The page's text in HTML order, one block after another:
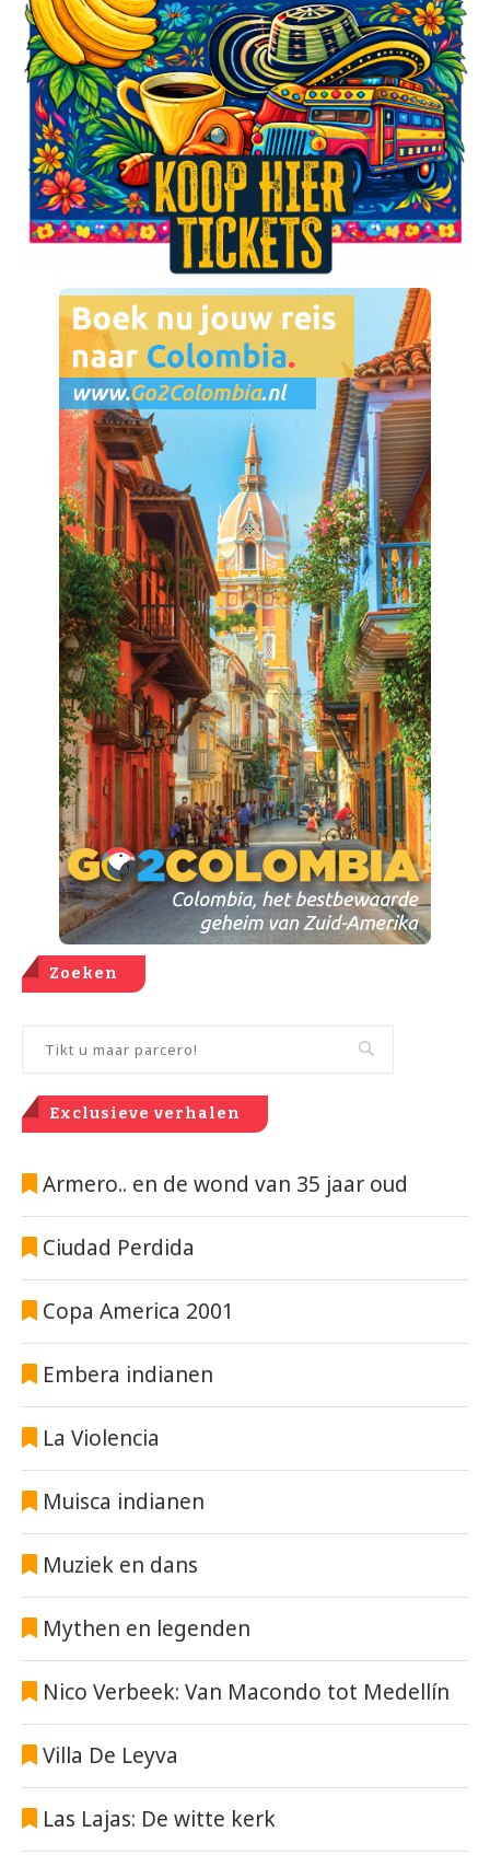
Zoeken
Exclusieve verhalen
Armero.. en de wond van 35 jaar oud
Ciudad Perdida
Copa America 2001
Embera indianen
La Violencia
Muisca indianen
Muziek en dans
Mythen en legenden
Nico Verbeek: Van Macondo tot Medellín
Villa De Leyva
Las Lajas: De witte kerk